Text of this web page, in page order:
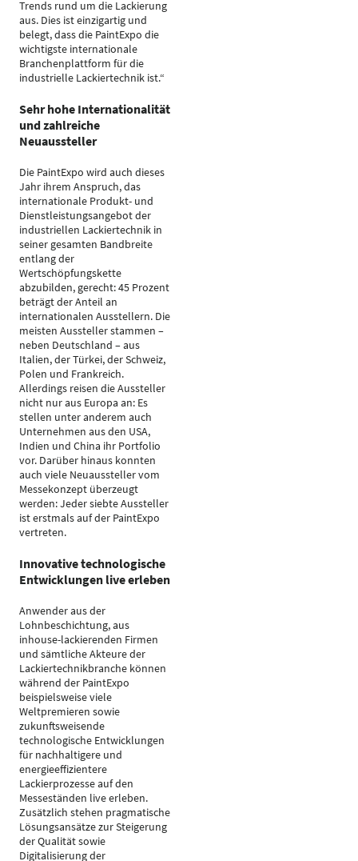
Trends rund um die Lackierung
aus. Dies ist einzigartig und
belegt, dass die PaintExpo die
wichtigste internationale
Branchenplattform für die
industrielle Lackiertechnik ist.“
Sehr hohe Internationalität
und zahlreiche
Neuaussteller
Die PaintExpo wird auch dieses
Jahr ihrem Anspruch, das
internationale Produkt- und
Dienstleistungsangebot der
industriellen Lackiertechnik in
seiner gesamten Bandbreite
entlang der
Wertschöpfungskette
abzubilden, gerecht: 45 Prozent
beträgt der Anteil an
internationalen Ausstellern. Die
meisten Aussteller stammen –
neben Deutschland – aus
Italien, der Türkei, der Schweiz,
Polen und Frankreich.
Allerdings reisen die Aussteller
nicht nur aus Europa an: Es
stellen unter anderem auch
Unternehmen aus den USA,
Indien und China ihr Portfolio
vor. Darüber hinaus konnten
auch viele Neuaussteller vom
Messekonzept überzeugt
werden: Jeder siebte Aussteller
ist erstmals auf der PaintExpo
vertreten.
Innovative technologische
Entwicklungen live erleben
Anwender aus der
Lohnbeschichtung, aus
inhouse-lackierenden Firmen
und sämtliche Akteure der
Lackiertechnikbranche können
während der PaintExpo
beispielsweise viele
Weltpremieren sowie
zukunftsweisende
technologische Entwicklungen
für nachhaltigere und
energieeffizientere
Lackierprozesse auf den
Messeständen live erleben.
Zusätzlich stehen pragmatische
Lösungsansätze zur Steigerung
der Qualität sowie
Digitalisierung der